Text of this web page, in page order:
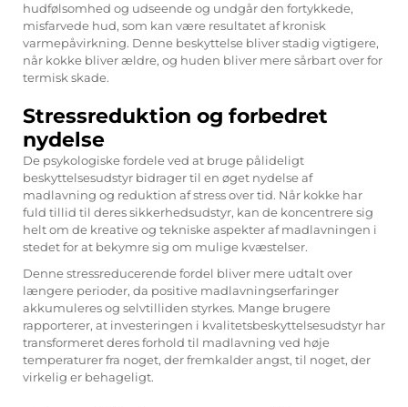
hudfølsomhed og udseende og undgår den fortykkede,
misfarvede hud, som kan være resultatet af kronisk
varmepåvirkning. Denne beskyttelse bliver stadig vigtigere,
når kokke bliver ældre, og huden bliver mere sårbart over for
termisk skade.
Stressreduktion og forbedret
nydelse
De psykologiske fordele ved at bruge pålideligt
beskyttelsesudstyr bidrager til en øget nydelse af
madlavning og reduktion af stress over tid. Når kokke har
fuld tillid til deres sikkerhedsudstyr, kan de koncentrere sig
helt om de kreative og tekniske aspekter af madlavningen i
stedet for at bekymre sig om mulige kvæstelser.
Denne stressreducerende fordel bliver mere udtalt over
længere perioder, da positive madlavningserfaringer
akkumuleres og selvtilliden styrkes. Mange brugere
rapporterer, at investeringen i kvalitetsbeskyttelsesudstyr har
transformeret deres forhold til madlavning ved høje
temperaturer fra noget, der fremkalder angst, til noget, der
virkelig er behageligt.